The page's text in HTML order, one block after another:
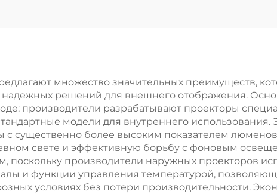
табло
табло
множество значительных преимуществ,
решений для внешнего отображения.
производители разрабатывают проекторы
модели для внутреннего
с существенно более высоким показателем
свете и эффективную борьбу с фоновым
поскольку производители наружных проекторов
и функции управления температурой,
условиях без потери производительности.